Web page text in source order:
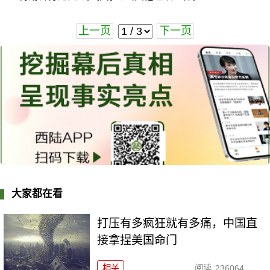
上一页 下一页
大家都在看
打压有多疯狂就有多痛，中国直
接拿捏美国命门